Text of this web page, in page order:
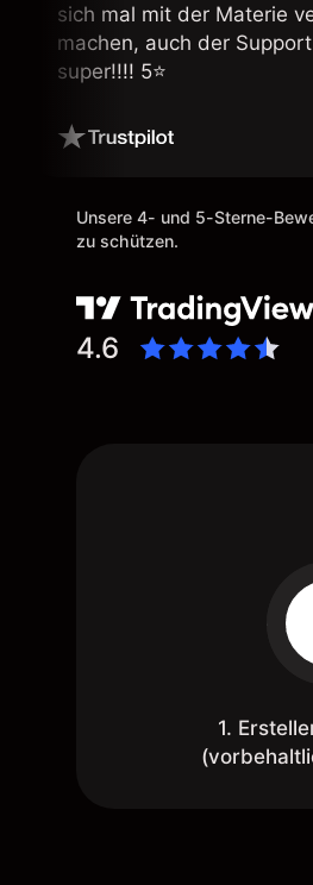
sich mal mit der Materie
machen, auch der
super!!!! 5⭐️
Unsere 4- und 5-Sterne-
zu schützen.
4.6
1.